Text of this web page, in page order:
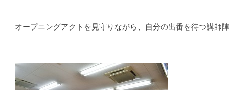
オープニングアクトを見守りながら、自分の出番を待つ講師